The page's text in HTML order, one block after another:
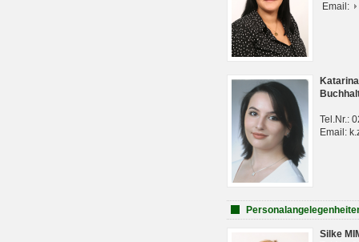
Email:
Tel.Nr.:
Email:
Silke